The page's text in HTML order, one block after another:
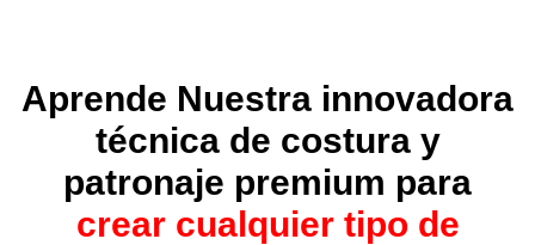
Aprende Nuestra innovadora
técnica de costura y
patronaje premium para
crear cualquier tipo de